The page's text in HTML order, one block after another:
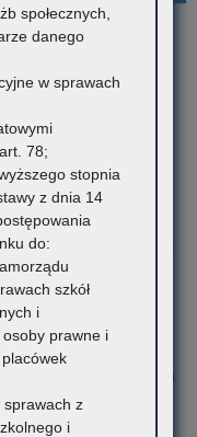
uczniom
zakupu
i materiałów
Rządowego programu
pierwszy klas I
szkół II stopnia i
ogólnokształcących) na
na rok
społecznych,
danego
w sprawach
78;
stopnia
z dnia 14
do:
szkół
i
prawne i
sprawach z
i